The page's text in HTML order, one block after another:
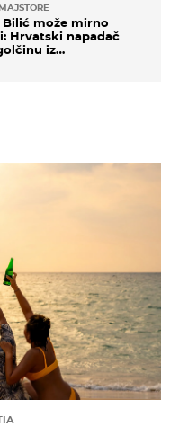
Bilić može mirno
Hrvatski napadač
iz